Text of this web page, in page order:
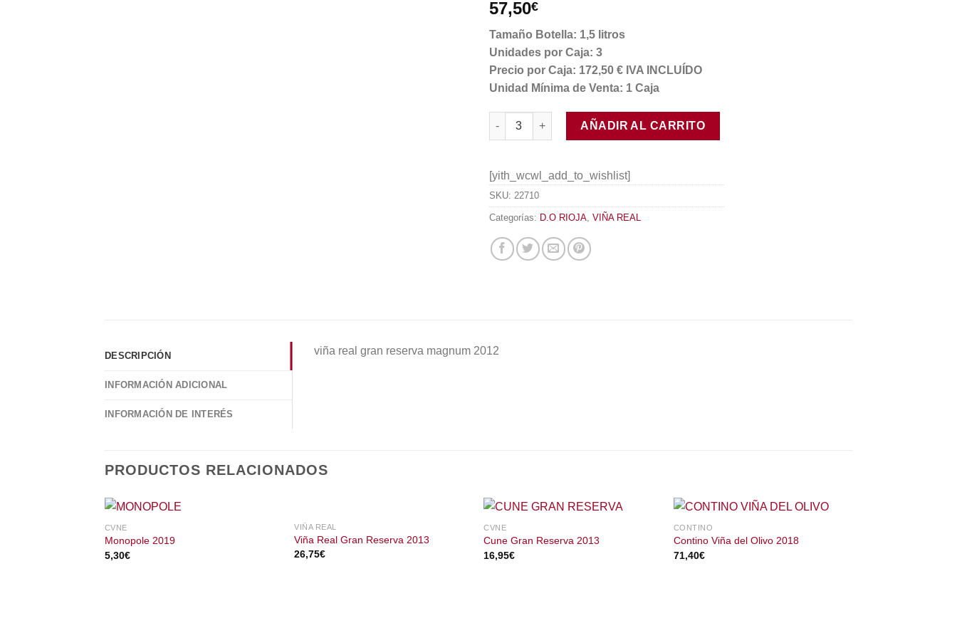
57,50€
Tamaño Botella: 1,5 litros
Unidades por Caja: 3
Precio por Caja: 172,50 € IVA INCLUÍDO
Unidad Mínima de Venta: 1 Caja
Viña Real Gran Reserva Magnum 2012 cantidad
AÑADIR AL CARRITO
[yith_wcwl_add_to_wishlist]
SKU: 22710
Categorías: D.O RIOJA VIÑA REAL
DESCRIPCIÓN
INFORMACIÓN ADICIONAL
INFORMACIÓN DE INTERÉS
viña real gran reserva magnum 2012
PRODUCTOS RELACIONADOS
CVNE
Monopole 2019
5,30€
VIÑA REAL
Viña Real Gran Reserva 2013
26,75€
CVNE
Cune Gran Reserva 2013
16,95€
CONTINO
Contino Viña del Olivo 2018
71,40€